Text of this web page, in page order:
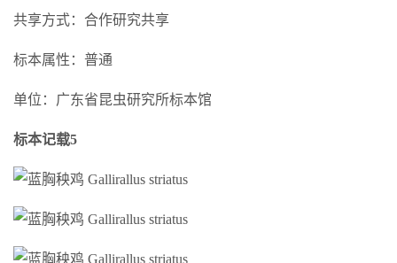
共享方式：合作研究共享
标本属性：普通
单位：广东省昆虫研究所标本馆
标本记载5